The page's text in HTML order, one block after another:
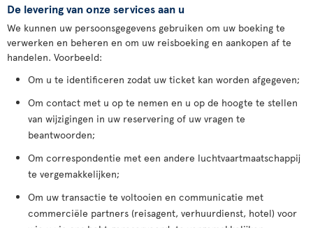
De levering van onze services aan u
We kunnen uw persoonsgegevens gebruiken om uw boeking te
verwerken en beheren en om uw reisboeking en aankopen af te
handelen. Voorbeeld:
Om u te identificeren zodat uw ticket kan worden afgegeven;
Om contact met u op te nemen en u op de hoogte te stellen
van wijzigingen in uw reservering of uw vragen te
beantwoorden;
Om correspondentie met een andere luchtvaartmaatschappij
te vergemakkelijken;
Om uw transactie te voltooien en communicatie met
commerciële partners (reisagent, verhuurdienst, hotel) voor